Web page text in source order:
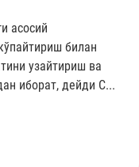
асосий
билан
узайтириш ва
иборат, дейди С...